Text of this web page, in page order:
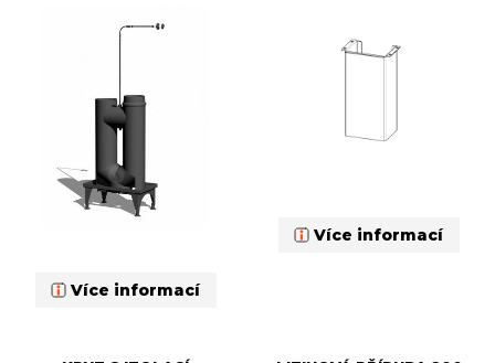
Více informací
Více informací